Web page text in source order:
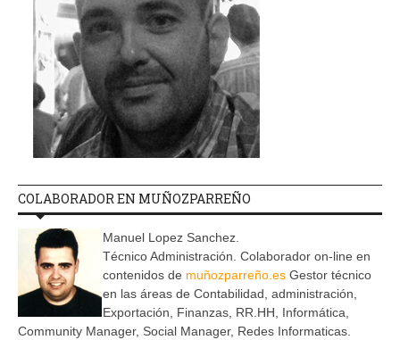
COLABORADOR EN MUÑOZPARREÑO
Manuel Lopez Sanchez.
Técnico Administración. Colaborador on-line en
contenidos de muñozparreño.es Gestor técnico
en las áreas de Contabilidad, administración,
Exportación, Finanzas, RR.HH, Informática,
Community Manager, Social Manager, Redes Informaticas.